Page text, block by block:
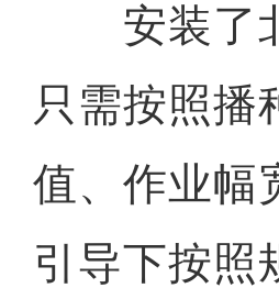
安装了北
只需按照播
值、作业幅
引导下按照